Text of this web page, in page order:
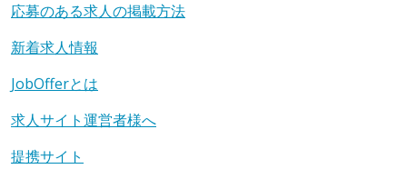
応募のある求人の掲載方法
新着求人情報
JobOfferとは
求人サイト運営者様へ
提携サイト